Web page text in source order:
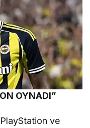
OYNADI”
ve